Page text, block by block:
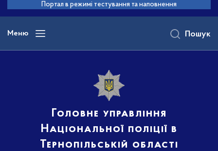
основного
вмісту
Портал в режимі тестування та наповнення
Меню
Головне управління
Національної поліції в
Тернопільській області
Пошук